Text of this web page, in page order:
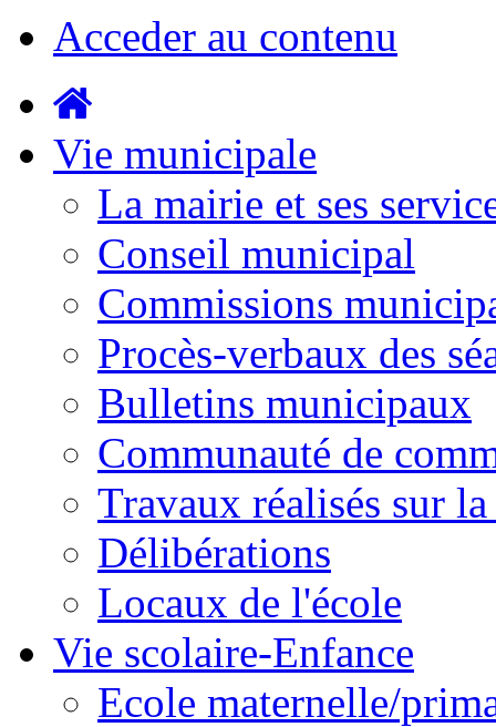
Acceder au contenu
Vie municipale
La mairie et ses
Conseil municipal
Commissions
Procès-verbaux des
Bulletins municipaux
Communauté de
Travaux réalisés sur
Délibérations
Locaux de l'école
Vie scolaire-Enfance
Ecole maternelle/